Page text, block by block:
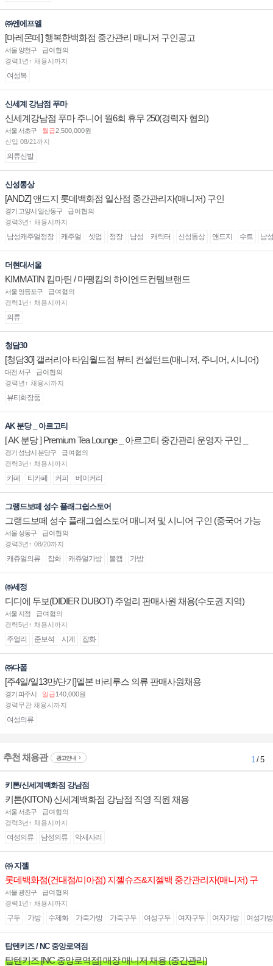
㈜엔에프엘
[마레몬떼] 행복한백화점 중간관리 매니저 구인공고
서울 양천구
급여협의
경력1년↑ 채용시까지
여성복
신세계 강남점 푸마
신세계강남점 푸마 주니어 월6회 휴무 250(경력자 협의)
서울 서초구 월급2,500,000원
신입 08/21까지
의류신발
신성통상
[ANDZ] 앤드지 롯데백화점 일산점 중간관리자(매니저) 구인
경기 고양시 일산동구
급여협의
경력3년↑ 채용시까지
남성캐주얼정장 캐주얼 셋업 정장 남성 캐릭터 신성통상 앤드지 수트 남
더현대서울
KIMMATIN 킴마틴 / 마뗑킴의 하이엔드컨템브랜드
서울 영등포구
급여협의
경력1년↑ 채용시까지
의류
청담30
[청담30] 갤러리아 타임월드점 뷰티 컨설턴트(매니저, 주니어, 시니어)
채용
대전 서구
급여협의
경력년↑ 채용시까지
뷰티화장품
AK 분당 _ 아르고티
[ AK 분당 ] Premium Tea Lounge _ 아르고티 중간관리 운영자 구인 _
경기 성남시 분당구
급여협의
경력3년↑ 채용시까지
카페 티카페 커피 베이커리
그랭드보떼 성수 플래그쉽스토어
그랭드보떼 성수 플래그쉽스토어 매니저 및 시니어 구인 (중국어 가능
자)
서울 성동구
급여협의
경력3년↑ 08/20까지
캐쥬얼의류 잡화 캐쥬얼가방 볼캡 가방
㈜세정
디디에 두보(DIDIER DUBOT) 주얼리 판매사원 채용(수도권 지역)
서울 지점
급여협의
경력5년↑ 채용시까지
주얼리 준보석 시계 잡화
㈜다폼
[주4일/일13만/단기]멜본 바리루스 의류 판매사원채용
경기 파주시 일급140,000원
경력무관 채용시까지
여성의류
추천 채용관 광고안내 1/ 5
키톤/신세계백화점 강남점
키톤(KITON) 신세계백화점 강남점 직영 직원 채용
서울 서초구
급여협의
경력3년↑ 채용시까지
여성의류 남성의류 악세사리
㈜ 지젤
롯데백화점(건대점/미아점) 지젤슈즈&지젤백 중간관리자(매니저) 구
인합니다
서울 광진구
급여협의
경력1년↑ 채용시까지
구두 가방 수제화 가죽가방 가죽구두 여성구두 여자구두 여자가방 여성가방
탑텐키즈 / NC 중앙로역점
탑텐키즈 [NC 중앙로역점] 매장 매니저 채용 (중간관리)